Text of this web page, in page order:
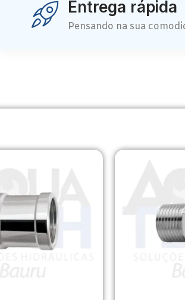
Entrega rápida
Pensando na sua